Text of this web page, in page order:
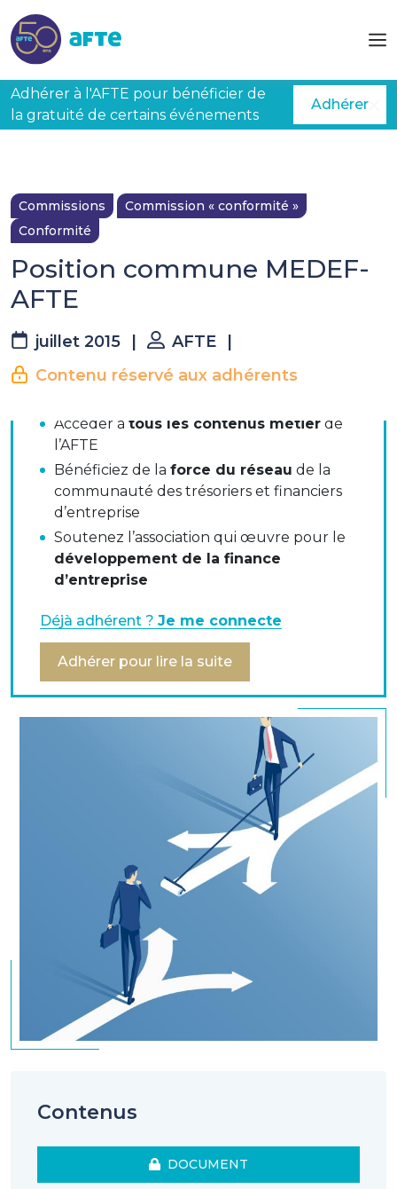
Adhérer à l'AFTE pour bénéficier de
la gratuité de certains événements
Adhérer
Commissions
Commission « conformité »
Conformité
Position commune MEDEF-
AFTE
juillet 2015 AFTE
Contenu réservé aux adhérents
Régulation Financière : Position commune MEDEF‐
AFTE en réponse à la consultation publique de la
Commission Européenne sur la réglementation
Régulation Financière
consultation publique de la Commission
Européenne sur la réglementation EMIR
La suite est réservée aux
adhérents
Accéder à tous les contenus métier de
l’AFTE
Bénéficiez de la force du réseau de la
communauté des trésoriers et financiers
d’entreprise
Soutenez l’association qui œuvre pour le
développement de la finance
d’entreprise
Déjà adhérent ? Je me connecte
Adhérer pour lire la suite
Contenus
DOCUMENT